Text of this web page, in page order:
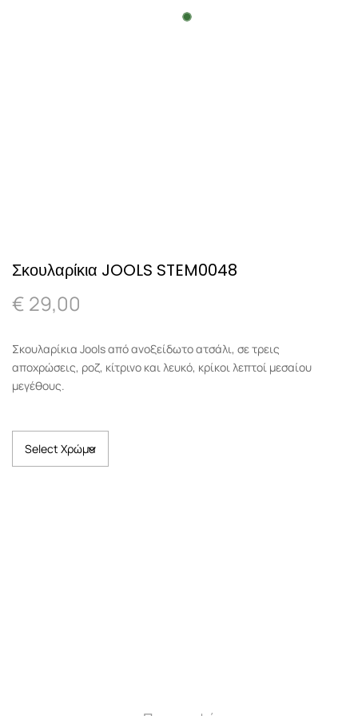
Σκουλαρίκια JOOLS STEM0048
€ 29,00
Σκουλαρίκια Jools από ανοξείδωτο ατσάλι, σε τρεις
αποχρώσεις, ροζ, κίτρινο και λευκό, κρίκοι λεπτοί μεσαίου
μεγέθους.